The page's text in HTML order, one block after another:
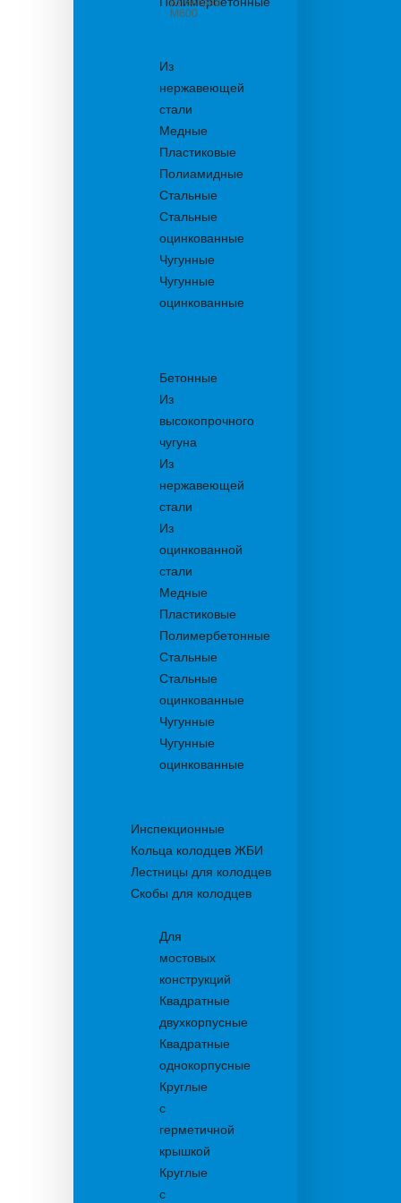
из бетона
М600
Из
нержавеющей
стали
Медные
Пластиковые
Полиамидные
Стальные
Стальные
оцинкованные
Чугунные
Чугунные
оцинкованные
Бетонные
Из
высокопрочного
чугуна
Из
нержавеющей
стали
Из
оцинкованной
стали
Медные
Пластиковые
Полимербетонные
Стальные
Стальные
оцинкованные
Чугунные
Чугунные
оцинкованные
Инспекционные
Кольца колодцев ЖБИ
Лестницы для колодцев
Скобы для колодцев
Для
мостовых
конструкций
Квадратные
двухкорпусные
Квадратные
однокорпусные
Круглые
с
герметичной
крышкой
Круглые
с